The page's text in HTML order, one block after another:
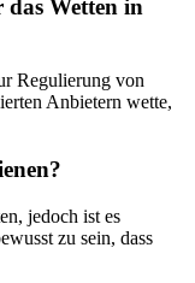
das Wetten in
Regulierung von
Anbietern wette,
jedoch ist es
zu sein, dass